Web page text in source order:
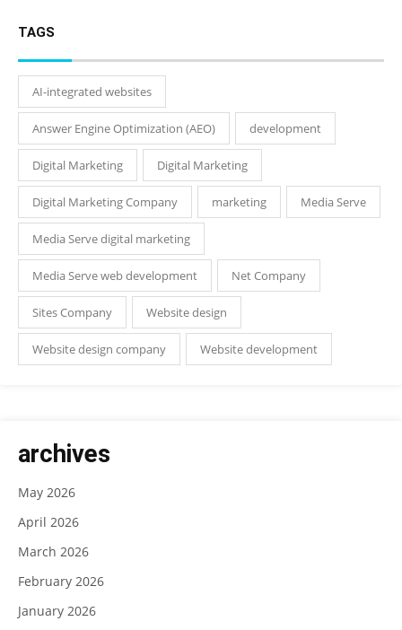
TAGS
AI-integrated websites
Answer Engine Optimization (AEO) development
Digital Marketing Digital Marketing
Digital Marketing Company marketing Media Serve
Media Serve digital marketing
Media Serve web development Net Company
Sites Company Website design
Website design company Website development
archives
May 2026
April 2026
March 2026
February 2026
January 2026